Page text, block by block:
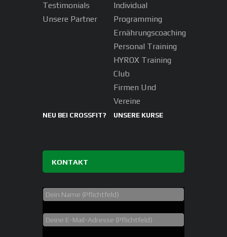
Testimonials
Unsere Partner
Individual
Programming
Ernährungscoaching
Personal Training
HYROX Training
Club
Firmen Und
Vereine
NEU BEI CROSSFIT? UNSERE KURSE
KONTAKT